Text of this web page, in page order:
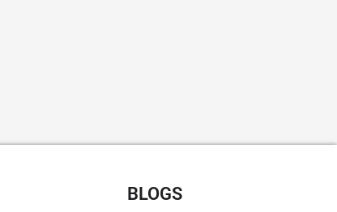
BLOGS